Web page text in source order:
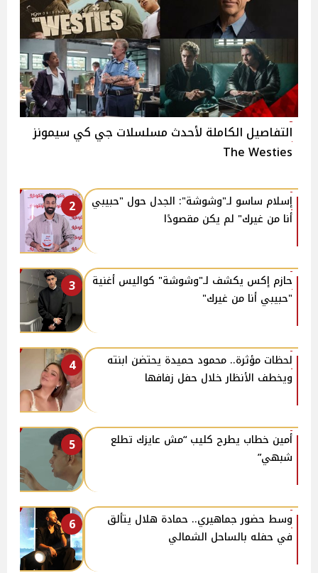
التفاصيل الكاملة لأحدث مسلسلات جي كي سيمونز
The Westies
2
إسلام ساسو لـ"وشوشة": الجدل حول "حبيبي
أنا من غيرك" لم يكن مقصودًا
3
حازم إكس يكشف لـ"وشوشة" كواليس أغنية
"حبيبي أنا من غيرك"
4
لحظات مؤثرة.. محمود حميدة يحتضن ابنته
ويخطف الأنظار خلال حفل زفافها
5
أمين خطاب يطرح كليب “مش عايزك تطلع
شبهي”
6
وسط حضور جماهيري.. حمادة هلال يتألق
في حفله بالساحل الشمالي